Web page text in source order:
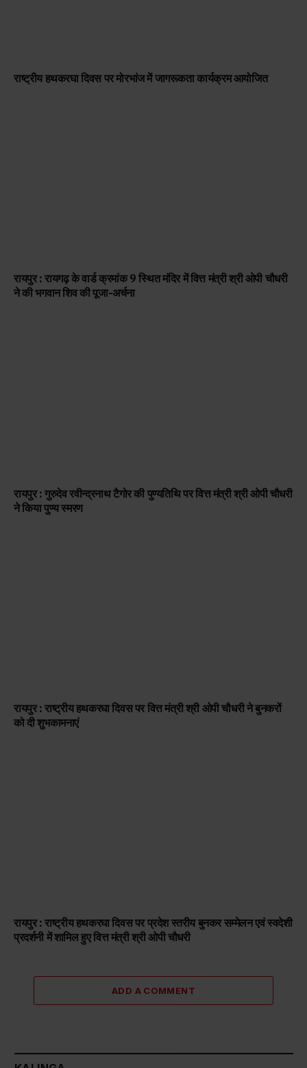
राष्ट्रीय हथकरघा दिवस पर मोरभांज में जागरूकता कार्यक्रम आयोजित
रायपुर : रायगढ़ के वार्ड क्रमांक 9 स्थित मंदिर में वित्त मंत्री श्री ओपी चौधरी
ने की भगवान शिव की पूजा-अर्चना
रायपुर : गुरुदेव रवीन्द्रनाथ टैगोर की पुण्यतिथि पर वित्त मंत्री श्री ओपी चौधरी
ने किया पुण्य स्मरण
रायपुर : राष्ट्रीय हथकरघा दिवस पर वित्त मंत्री श्री ओपी चौधरी ने बुनकरों
को दी शुभकामनाएं
रायपुर : राष्ट्रीय हथकरघा दिवस पर प्रदेश स्तरीय बुनकर सम्मेलन एवं स्वदेशी
प्रदर्शनी में शामिल हुए वित्त मंत्री श्री ओपी चौधरी
ADD A COMMENT